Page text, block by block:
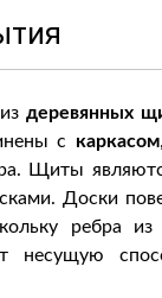
деревянных
с каркасом
Щиты
Доски
ребра
несущую